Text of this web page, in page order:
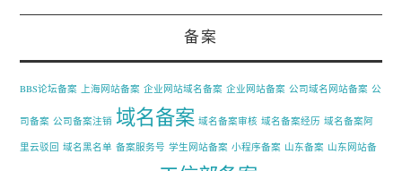
备案
BBS论坛备案 上海网站备案 企业网站域名备案 企业网站备案 公司域名网站备案 公
司备案 公司备案注销 域名备案 域名备案审核 域名备案经历 域名备案阿
里云驳回 域名黑名单 备案服务号 学生网站备案 小程序备案 山东备案 山东网站备